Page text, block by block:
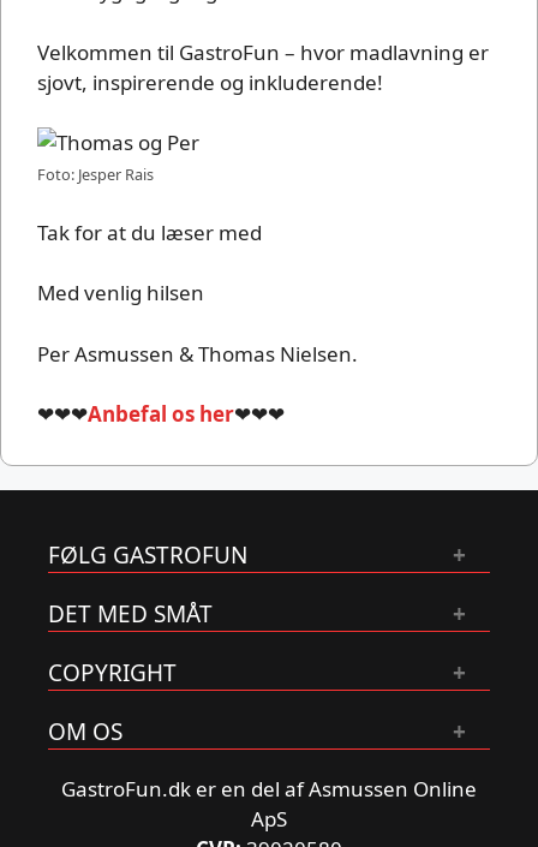
Velkommen til GastroFun – hvor madlavning er
sjovt, inspirerende og inkluderende!
Foto: Jesper Rais
Tak for at du læser med
Med venlig hilsen
Per Asmussen & Thomas Nielsen.
❤❤❤Anbefal os her❤❤❤
FØLG GASTROFUN
DET MED SMÅT
COPYRIGHT
OM OS
GastroFun.dk er en del af Asmussen Online
ApS